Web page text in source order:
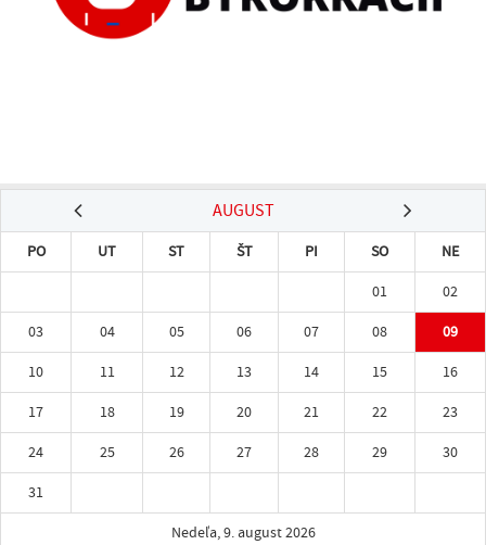
AUGUST
PO UT ST ŠT PI SO
NE
01
02
03
04 05 06 07 08
09
10
11 12 13 14 15
16
17
18 19 20 21 22
23
24
25 26 27 28 29
30
31
Nedeľa, 9. august 2026